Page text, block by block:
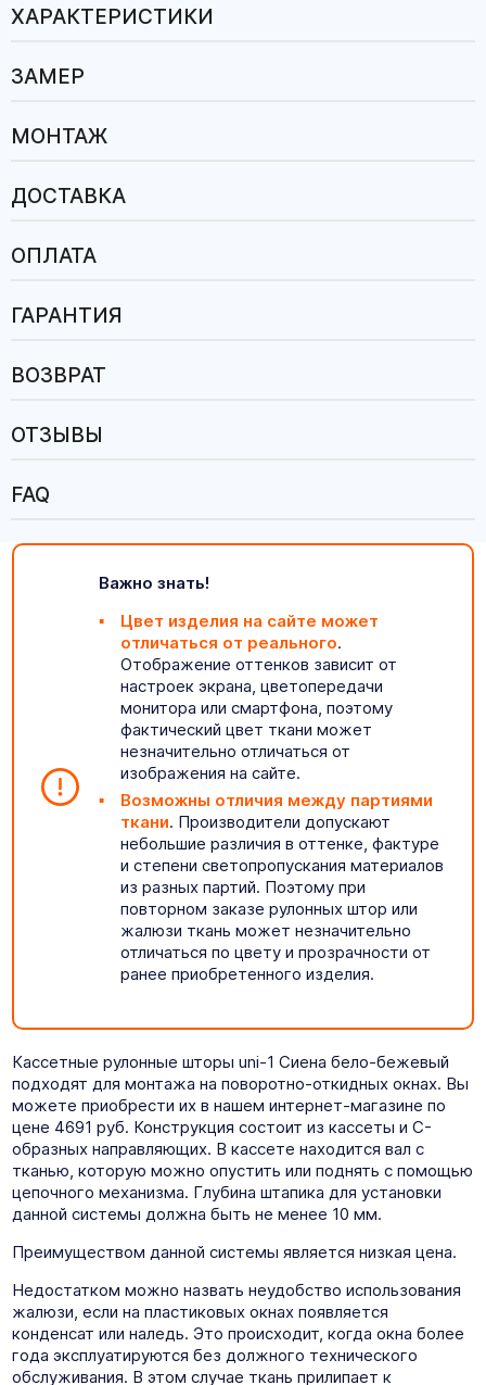
ХАРАКТЕРИСТИКИ
ЗАМЕР
МОНТАЖ
ДОСТАВКА
ОПЛАТА
ГАРАНТИЯ
ВОЗВРАТ
ОТЗЫВЫ
FAQ
Важно знать!
Цвет изделия на сайте может
отличаться от реального.
Отображение оттенков зависит от
настроек экрана, цветопередачи
монитора или смартфона, поэтому
фактический цвет ткани может
незначительно отличаться от
изображения на сайте.
Возможны отличия между партиями
ткани. Производители допускают
небольшие различия в оттенке, фактуре
и степени светопропускания материалов
из разных партий. Поэтому при
повторном заказе рулонных штор или
жалюзи ткань может незначительно
отличаться по цвету и прозрачности от
ранее приобретенного изделия.
Кассетные рулонные шторы uni-1 Сиена бело-бежевый
подходят для монтажа на поворотно-откидных окнах. Вы
можете приобрести их в нашем интернет-магазине по
цене 4691 руб. Конструкция состоит из кассеты и C-
образных направляющих. В кассете находится вал с
тканью, которую можно опустить или поднять с помощью
цепочного механизма. Глубина штапика для установки
данной системы должна быть не менее 10 мм.
Преимуществом данной системы является низкая цена.
Недостатком можно назвать неудобство использования
жалюзи, если на пластиковых окнах появляется
конденсат или наледь. Это происходит, когда окна более
года эксплуатируются без должного технического
обслуживания. В этом случае ткань прилипает к